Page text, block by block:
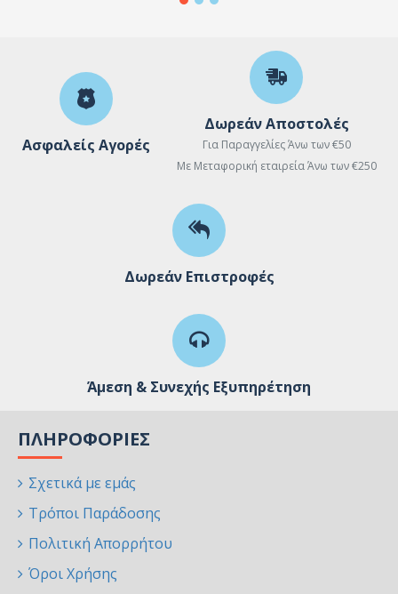
Ασφαλείς Αγορές
Δωρεάν Αποστολές
Για Παραγγελίες Άνω των €50
Με Μεταφορική εταιρεία Άνω των €250
Δωρεάν Επιστροφές
Άμεση & Συνεχής Εξυπηρέτηση
ΠΛΗΡΟΦΟΡΊΕΣ
Σχετικά με εμάς
Τρόποι Παράδοσης
Πολιτική Απορρήτου
Όροι Χρήσης